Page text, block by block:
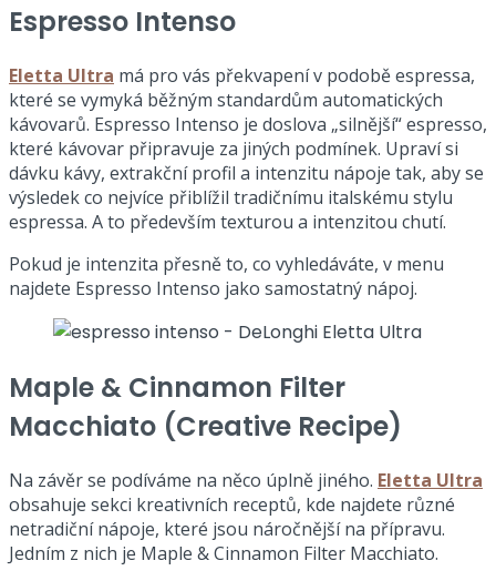
Espresso Intenso
Eletta Ultra má pro vás překvapení v podobě espressa,
které se vymyká běžným standardům automatických
kávovarů. Espresso Intenso je doslova „silnější“ espresso,
které kávovar připravuje za jiných podmínek. Upraví si
dávku kávy, extrakční profil a intenzitu nápoje tak, aby se
výsledek co nejvíce přiblížil tradičnímu italskému stylu
espressa. A to především texturou a intenzitou chutí.
Pokud je intenzita přesně to, co vyhledáváte, v menu
najdete Espresso Intenso jako samostatný nápoj.
Maple & Cinnamon Filter
Macchiato (Creative Recipe)
Na závěr se podíváme na něco úplně jiného. Eletta Ultra
obsahuje sekci kreativních receptů, kde najdete různé
netradiční nápoje, které jsou náročnější na přípravu.
Jedním z nich je Maple & Cinnamon Filter Macchiato.